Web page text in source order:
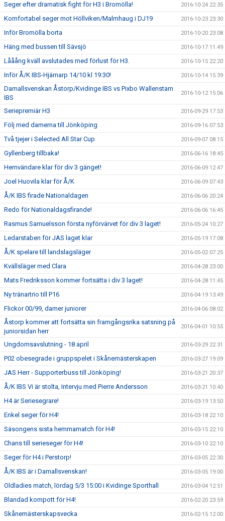
Seger efter dramatisk fight för H3 i Bromölla! 2016-10-24 22:35
Komfortabel seger mot Höllviken/Malmhaug i DJ19 2016-10-23 23:30
Inför Bromölla borta 2016-10-20 23:08
Häng med bussen till Sävsjö 2016-10-17 11:49
Lååång kväll avslutades med förlust för H3. 2016-10-15 22:20
Inför Å/K IBS-Hjärnarp 14/10 kl 19:30! 2016-10-14 15:39
Damallsvenskan Åstorp/Kvidinge IBS vs Pixbo Wallenstam
IBS
2016-10-12 15:06
Seriepremiär H3 2016-09-29 17:53
Följ med damerna till Jönköping 2016-09-16 07:53
Två tjejer i Selected All Star Cup 2016-09-07 08:15
Gyllenberg tillbaka! 2016-06-16 18:45
Hemvändare klar för div 3 gänget! 2016-06-09 12:47
Joel Huovila klar för Å/K 2016-06-09 07:43
Å/K IBS firade Nationaldagen 2016-06-06 20:24
Redo för Nationaldagsfirande! 2016-06-06 16:45
Rasmus Samuelsson första nyförvärvet för div 3 laget! 2016-05-24 10:27
Ledarstaben för JAS laget klar 2016-05-19 17:08
Å/K spelare till landslagsläger 2016-05-02 07:25
Kvällsläger med Clara 2016-04-28 23:00
Mats Fredriksson kommer fortsätta i div 3 laget! 2016-04-28 11:45
Ny tränartrio till P16 2016-04-19 13:49
Flickor 00/99, damer juniorer 2016-04-06 08:02
Åstorp kommer att fortsätta sin framgångsrika satsning på
juniorsidan herr
2016-04-01 10:55
Ungdomsavslutning - 18 april 2016-03-29 22:31
P02 obesegrade i gruppspelet i Skånemästerskapen 2016-03-27 19:09
JAS Herr - Supporterbuss till Jönköping! 2016-03-21 20:37
Å/K IBS Vi är stolta, Intervju med Pierre Andersson 2016-03-21 10:40
H4 är Seriesegrare! 2016-03-19 13:50
Enkel seger för H4! 2016-03-18 22:10
Säsongens sista hemmamatch för H4! 2016-03-15 22:10
Chans till serieseger för H4! 2016-03-10 22:10
Seger för H4 i Perstorp! 2016-03-05 22:30
Å/K IBS är i Damallsvenskan! 2016-03-05 19:00
Oldladies match, lördag 5/3 15:00 i Kvidinge Sporthall 2016-03-04 12:51
Blandad kompott för H4! 2016-02-20 23:59
Skånemästerskapsvecka 2016-02-15 12:00